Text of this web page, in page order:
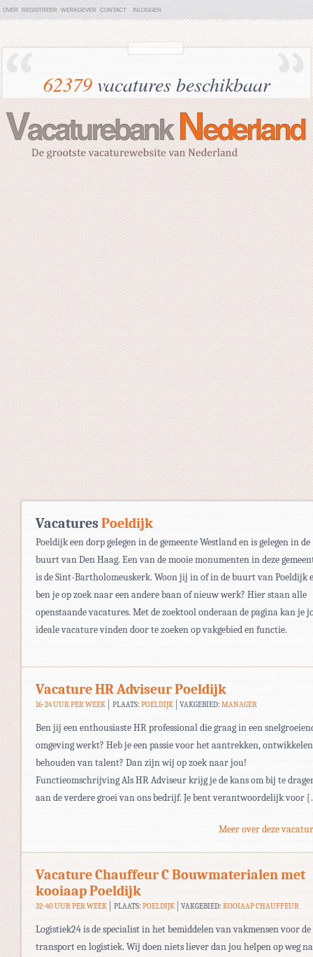
OVER REGISTREER WERKGEVER CONTACT INLOGGEN
62379vacatures beschikbaar
VacaturesPoeldijk
Poeldijk een dorp gelegen in de gemeente Westland en is gelegen in de
buurt van Den Haag. Een van de mooie monumenten in deze
is de Sint-Bartholomeuskerk. Woon jij in of in de buurt van Poeldijk
ben je op zoek naar een andere baan of nieuw werk? Hier staan alle
openstaande vacatures. Met de zoektool onderaan de pagina kan je
ideale vacature vinden door te zoeken op vakgebied en functie.
Vacature HR Adviseur Poeldijk
16-24 UUR PER WEEK PLAATS: POELDIJK VAKGEBIED:MANAGER
Ben jij een enthousiaste HR professional die graag in een
omgeving werkt? Heb je een passie voor het aantrekken,
behouden van talent? Dan zijn wij op zoek naar jou!
Functieomschrijving Als HR Adviseur krijg je de kans om bij te
aan de verdere groei van ons bedrijf. Je bent verantwoordelijk voor
Meer over deze
Vacature Chauffeur C Bouwmaterialen met
kooiaap Poeldijk
32-40 UUR PER WEEK PLAATS: POELDIJK VAKGEBIED:KOOIAAP CHAUFFEUR
Logistiek24 is de specialist in het bemiddelen van vakmensen voor de
transport en logistiek. Wij doen niets liever dan jou helpen op weg